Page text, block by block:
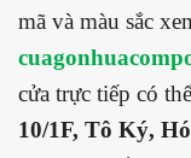
mã và màu sắc
cửa trực tiếp có
10/1F, Tô Ký,